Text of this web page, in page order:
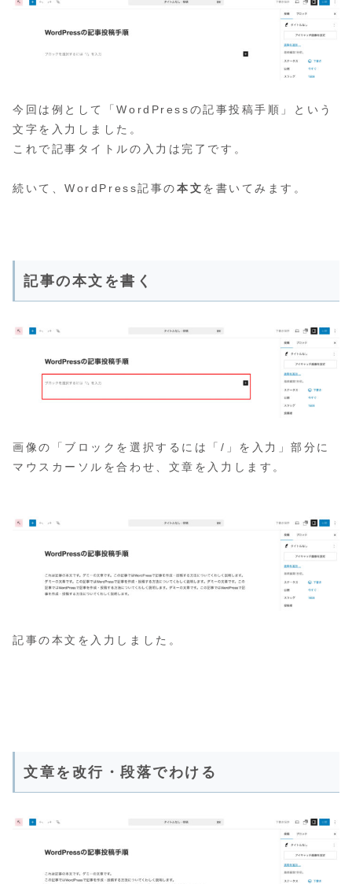
今回は例として「WordPressの記事投稿手順」という
文字を入力しました。
これで記事タイトルの入力は完了です。
続いて、WordPress記事の本文を書いてみます。
記事の本文を書く
画像の「ブロックを選択するには「/」を入力」部分に
マウスカーソルを合わせ、文章を入力します。
記事の本文を入力しました。
文章を改行・段落でわける